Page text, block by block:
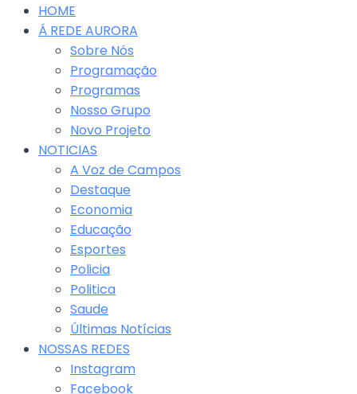
HOME
Á REDE AURORA
Sobre Nós
Programação
Programas
Nosso Grupo
Novo Projeto
NOTICIAS
A Voz de Campos
Destaque
Economia
Educação
Esportes
Policia
Politica
Saude
Últimas Notícias
NOSSAS REDES
Instagram
Facebook